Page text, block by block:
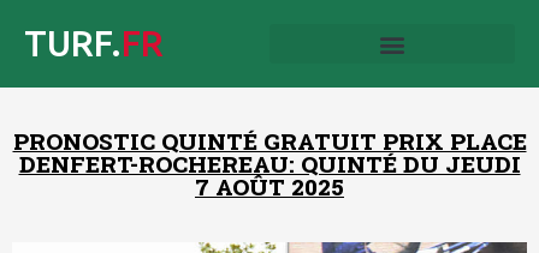
TURF.FR
PRONOSTIC QUINTÉ GRATUIT PRIX PLACE
DENFERT-ROCHEREAU: QUINTÉ DU JEUDI
7 AOÛT 2025